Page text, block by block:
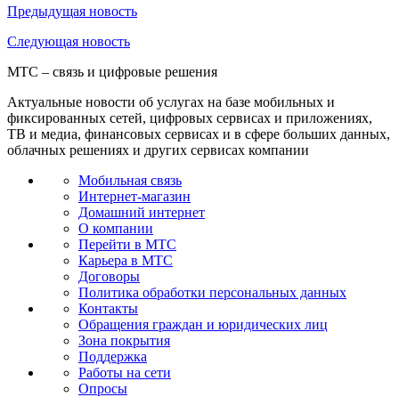
Предыдущая новость
Следующая новость
МТС – связь и цифровые решения
Актуальные новости об услугах на базе мобильных и
фиксированных сетей, цифровых сервисах и приложениях,
ТВ и медиа, финансовых сервисах и в сфере больших данных,
облачных решениях и других сервисах компании
Мобильная связь
Интернет-магазин
Домашний интернет
О компании
Перейти в МТС
Карьера в МТС
Договоры
Политика обработки персональных данных
Контакты
Обращения граждан и юридических лиц
Зона покрытия
Поддержка
Работы на сети
Опросы